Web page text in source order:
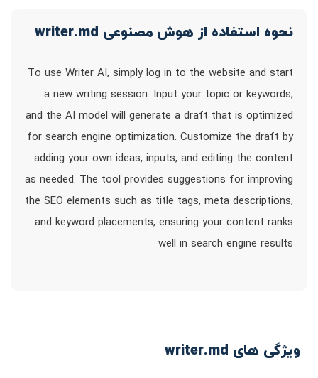
نحوه استفاده از هوش مصنوعی writer.md
To use Writer AI, simply log in to the website and start
a new writing session. Input your topic or keywords,
and the AI model will generate a draft that is optimized
for search engine optimization. Customize the draft by
adding your own ideas, inputs, and editing the content
as needed. The tool provides suggestions for improving
the SEO elements such as title tags, meta descriptions,
and keyword placements, ensuring your content ranks
well in search engine results
ویژگی های writer.md